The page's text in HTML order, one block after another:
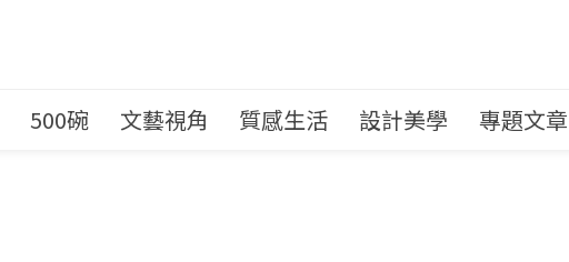
500碗 文藝視角 質感生活 設計美學 專題文章